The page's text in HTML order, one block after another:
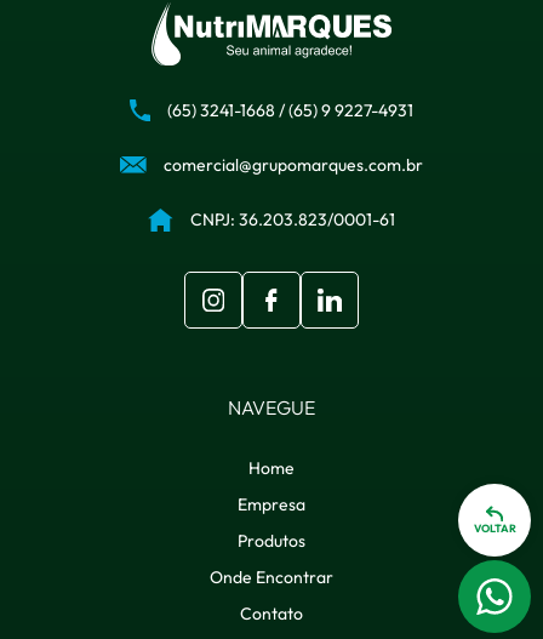
VOLTAR
(65) 3241-1668 /(65) 9 9227-4931
comercial@grupomarques.com.br
CNPJ: 36.203.823/0001-61
NAVEGUE
Home
Empresa
Produtos
Onde Encontrar
Contato